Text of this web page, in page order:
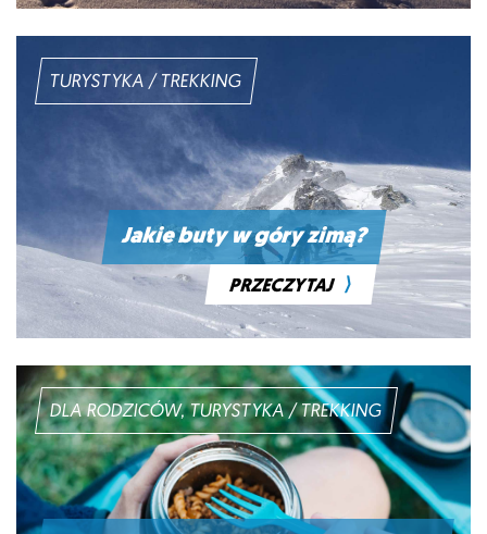
TURYSTYKA / TREKKING
Jakie buty w góry zimą?
PRZECZYTAJ ⟩
DLA RODZICÓW, TURYSTYKA / TREKKING